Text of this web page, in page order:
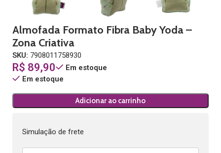
Almofada Formato Fibra Baby Yoda –
Zona Criativa
SKU: 7908011758930
R$ 89,90
Em estoque
Em estoque
Adicionar ao carrinho
Simulação de frete